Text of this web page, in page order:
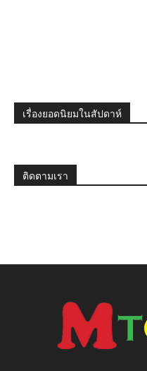
เรื่องยอดนิยมในสัปดาห์
ติดตามเรา